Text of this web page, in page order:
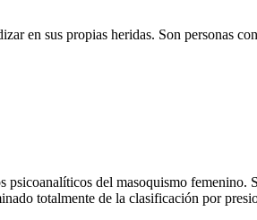
en sus propias heridas. Son personas
psicoanalíticos del masoquismo femenino.
totalmente de la clasificación por